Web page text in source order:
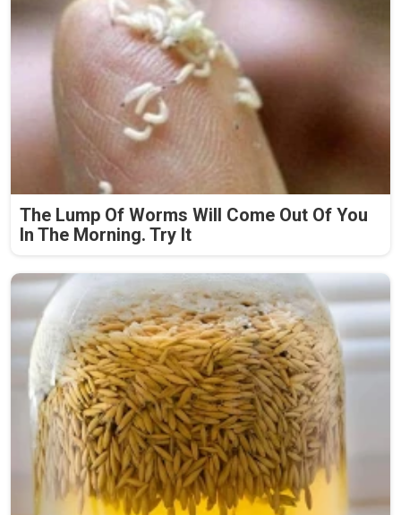
The Lump Of Worms Will Come Out Of You
In The Morning. Try It